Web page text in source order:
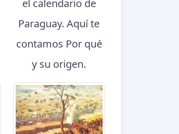
el calendario de
Paraguay. Aquí te
contamos Por qué
y su origen.